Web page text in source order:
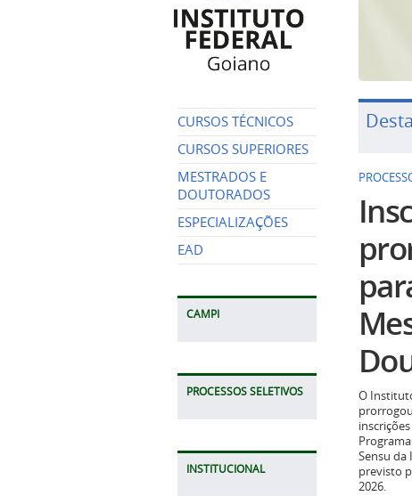
CURSOS TÉCNICOS
CURSOS SUPERIORES
MESTRADOS E
DOUTORADOS
ESPECIALIZAÇÕES
EAD
CAMPI
PROCESSOS SELETIVOS
INSTITUCIONAL
O
Sensu da
previsto
2026.